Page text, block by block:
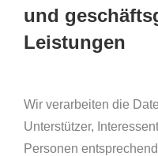
und
Leistungen
Wir verarbeiten die
Unterstützer,
Personen